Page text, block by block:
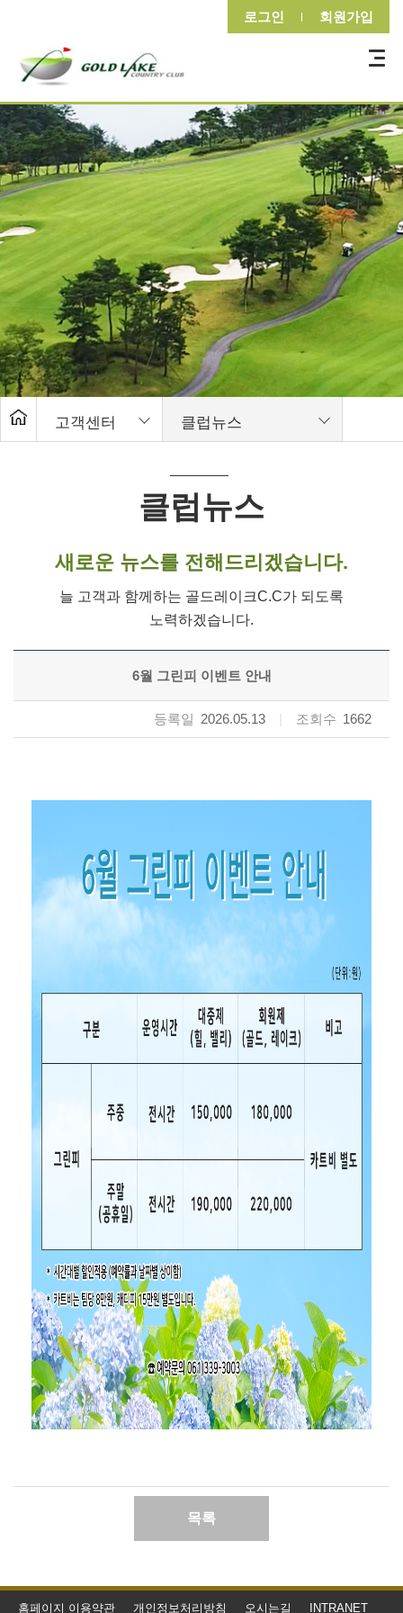
로그인 회원가입
고객센터 클럽뉴스
클럽뉴스
새로운 뉴스를 전해드리겠습니다.
늘 고객과 함께하는 골드레이크C.C가 되도록
노력하겠습니다.
6월 그린피 이벤트 안내
등록일 2026.05.13 조회수 1662
목록
홈페이지 이용약관 개인정보처리방침 오시는길 INTRANET